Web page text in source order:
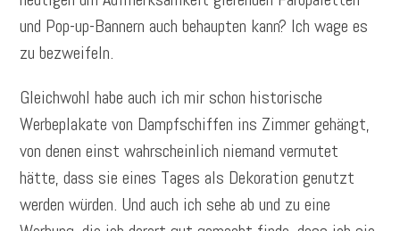
und Pop-up-Bannern auch behaupten kann? Ich wage es
zu bezweifeln.
Gleichwohl habe auch ich mir schon historische
Werbeplakate von Dampfschiffen ins Zimmer gehängt,
von denen einst wahrscheinlich niemand vermutet
hätte, dass sie eines Tages als Dekoration genutzt
werden würden. Und auch ich sehe ab und zu eine